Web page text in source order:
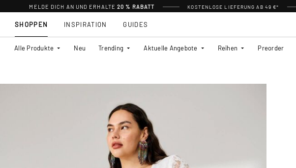
MELDE DICH AN UND ERHALTE20 % RABATT KOSTENLOSE LIEFERUNG AB 49 €*
SHOPPEN
Alle Produkte Neu Trending Aktuelle Angebote Reihen Preorder
INSPIRATION GUIDES